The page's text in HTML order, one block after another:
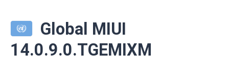
Global MIUI
14.0.9.0.TGEMIXM